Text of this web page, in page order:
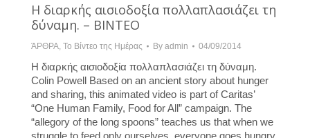
Η διαρκής αισιοδοξία πολλαπλασιάζει τη
δύναμη. – ΒΙΝΤΕΟ
ΆΡΘΡΑ Το Βίντεο της Ημέρας By admin 04/09/2014
Η διαρκής αισιοδοξία πολλαπλασιάζει τη δύναμη.
Colin Powell Based on an ancient story about hunger
and sharing, this animated video is part of Caritas’
“One Human Family, Food for All” campaign. The
“allegory of the long spoons” teaches us that when we
struggle to feed only ourselves, everyone goes hungry.